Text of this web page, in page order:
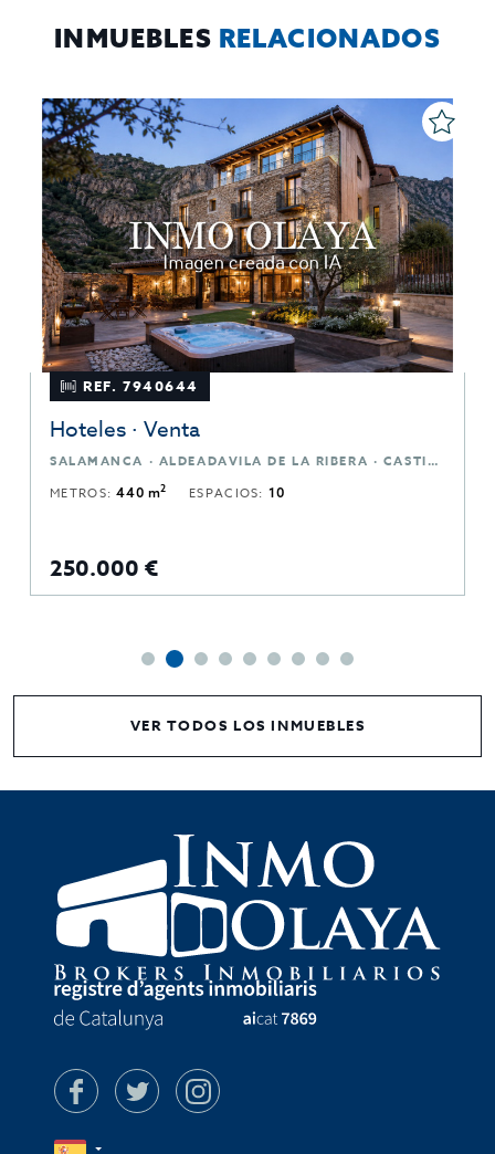
INMUEBLES RELACIONADOS
REF. 7940644
Hoteles · Venta
SALAMANCA · ALDEADAVILA DE LA RIBERA · CASTILLA Y LEÓN
METROS:440 m2 ESPACIOS:10
250.000 €
VER TODOS LOS INMUEBLES